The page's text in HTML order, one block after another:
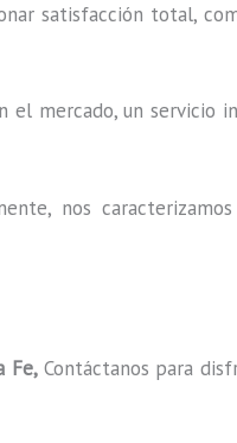
satisfacción total,
el mercado, un servicio
nos
Fe, Contáctanos para